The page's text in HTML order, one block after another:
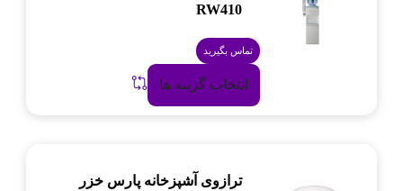
RW410
تماس بگیرید
انتخاب گزینه ها
ترازوی آشپزخانه پارس خزر